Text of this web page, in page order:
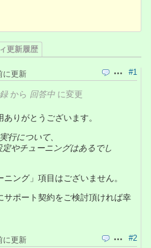
更新履歴
引用 操作#1
に更新
から 回答中 に変更
りがとうございます。
行について、
やチューニングはあるでし
ング」項目はございません。
サポート契約をご検討頂ければ幸
引用 操作#2
に更新